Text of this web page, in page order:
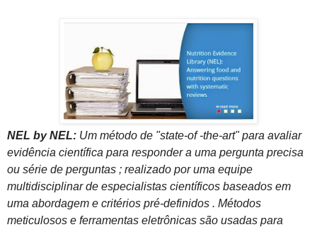
NEL by NEL: Um método de "state-of -the-art" para avaliar
evidência científica para responder a uma pergunta precisa
ou série de perguntas ; realizado por uma equipe
multidisciplinar de especialistas científicos baseados em
uma abordagem e critérios pré-definidos . Métodos
meticulosos e ferramentas eletrônicas são usadas para